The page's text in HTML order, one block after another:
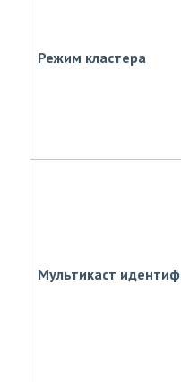
Режим кластера
Мультикаст